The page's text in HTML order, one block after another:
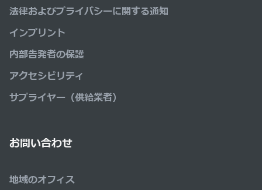
法律およびプライバシーに関する通知
インプリント
内部告発者の保護
アクセシビリティ
サプライヤー（供給業者）
お問い合わせ
地域のオフィス